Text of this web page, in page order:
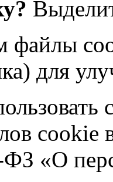
файлы
для
cookie
«О